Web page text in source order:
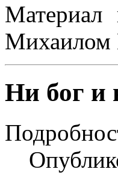
Материал
Михаилом
Ни бог и